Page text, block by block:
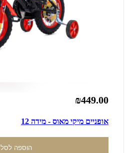
₪449.00
אופניים מיקי מאוס - מידה 12
הוספה לסל